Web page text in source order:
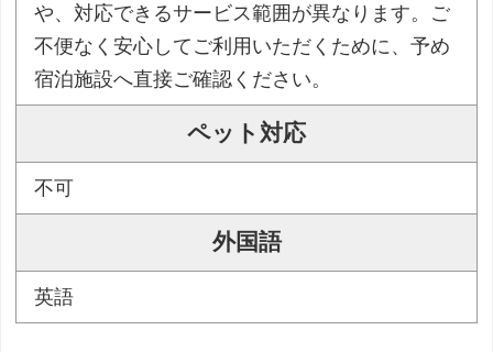
や、対応できるサービス範囲が異なります。ご
不便なく安心してご利用いただくために、予め
宿泊施設へ直接ご確認ください。
ペット対応
不可
外国語
英語